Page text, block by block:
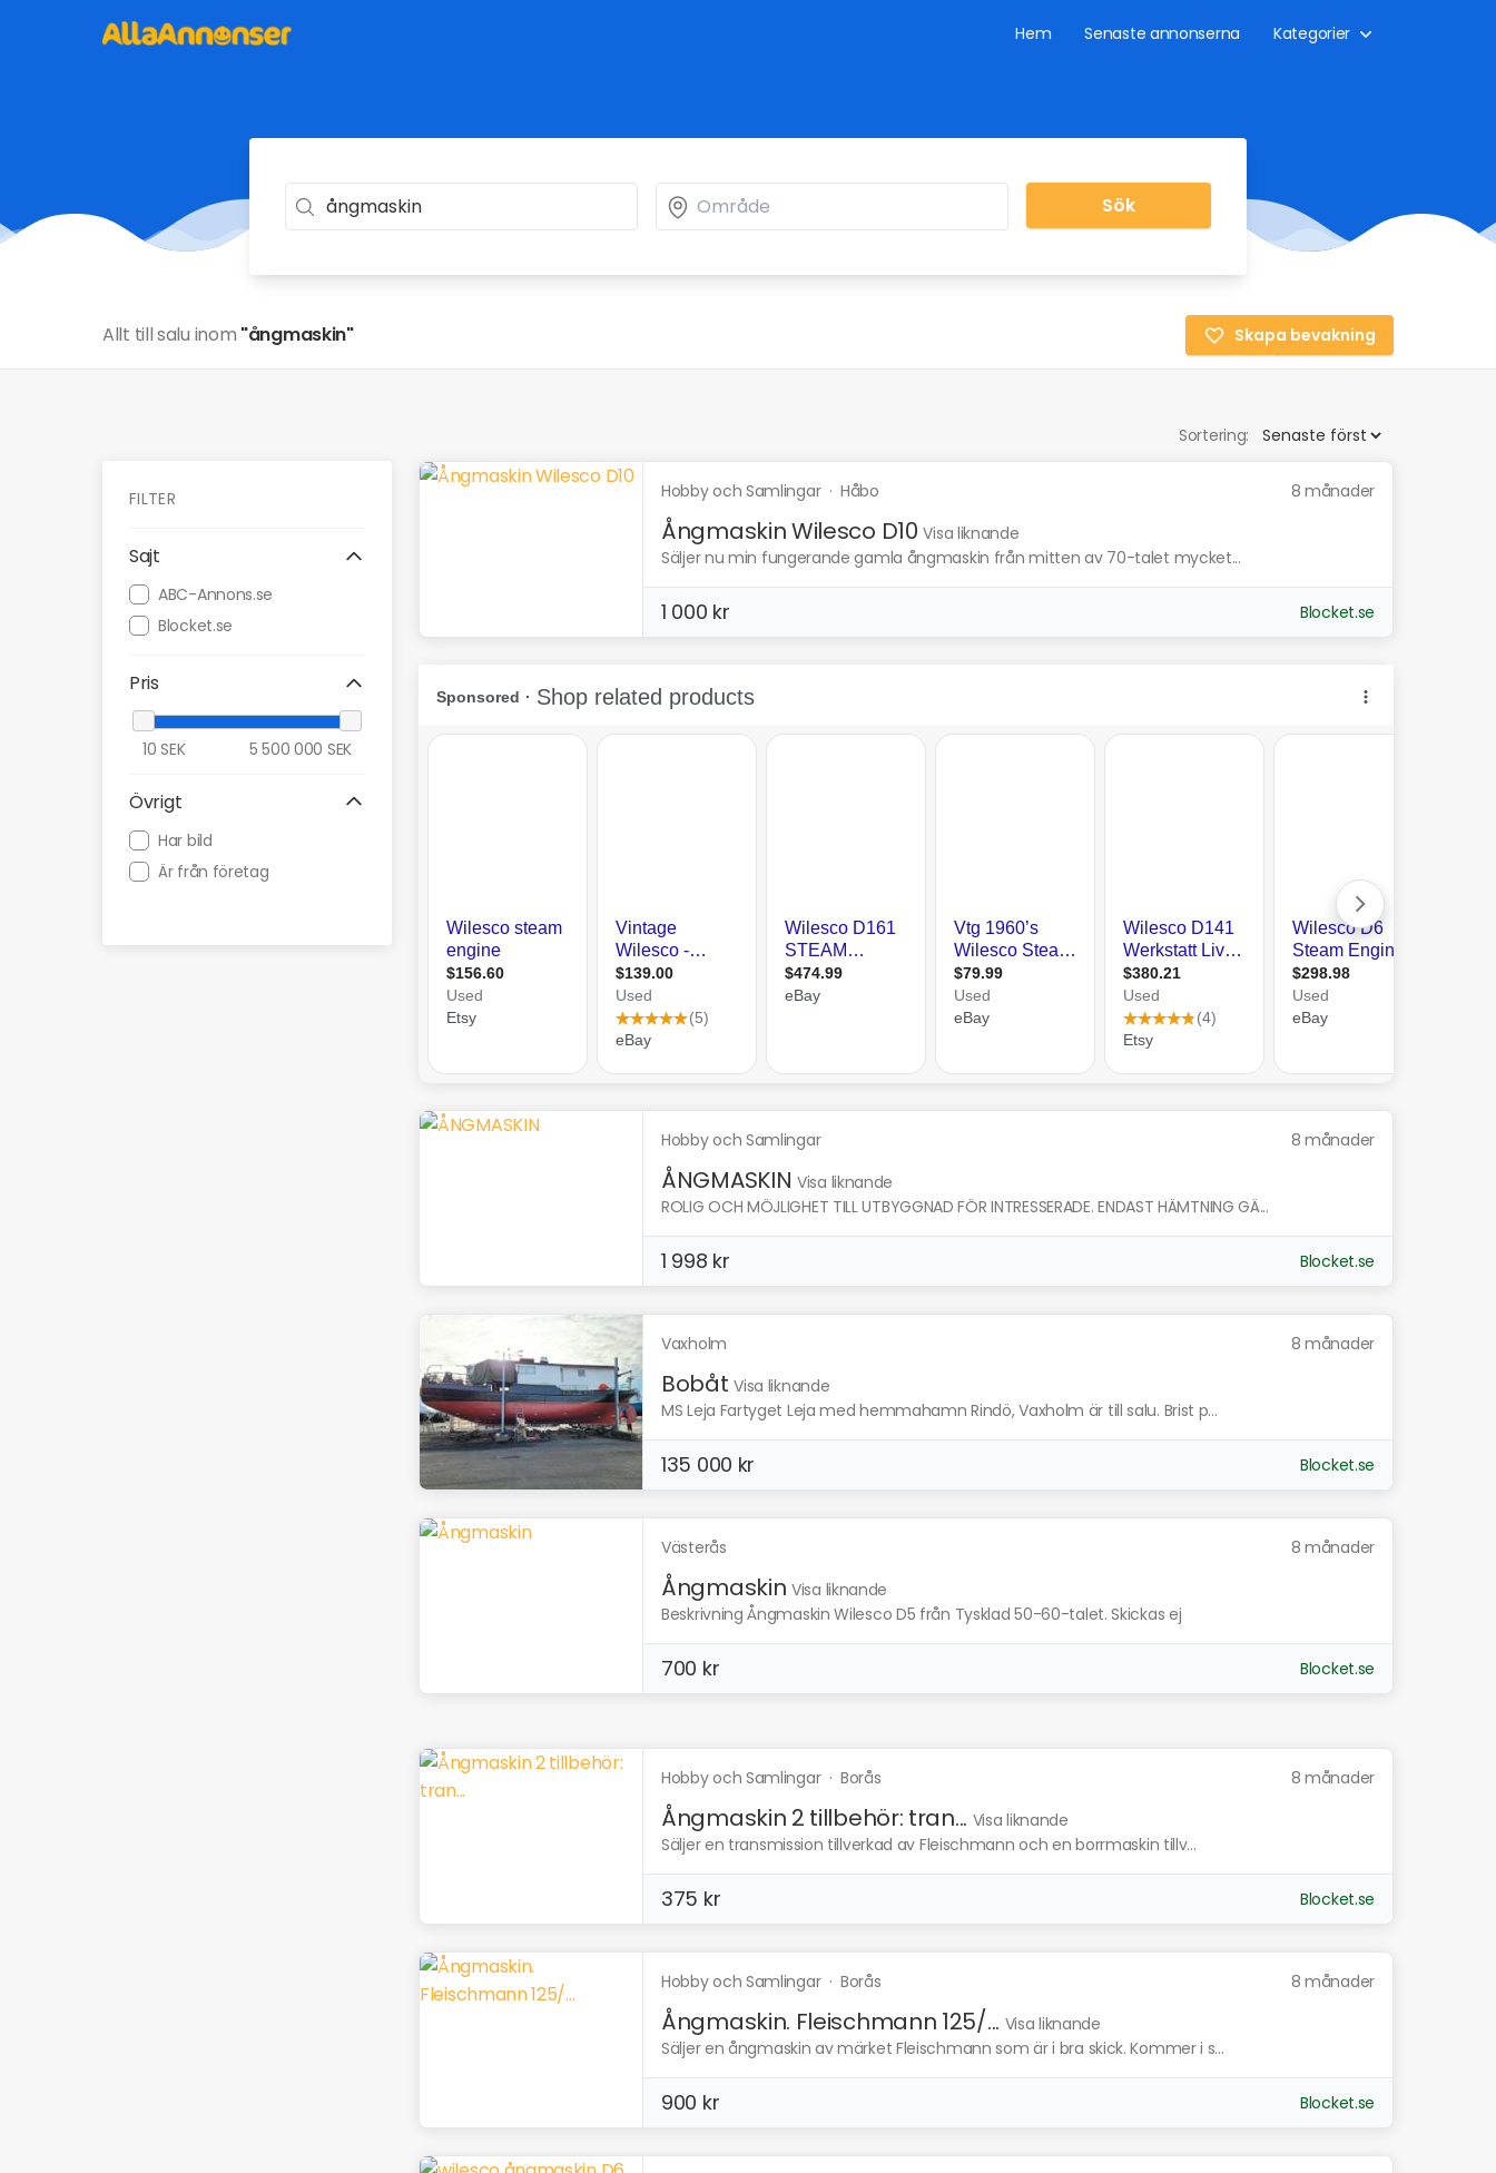
Hem Senaste annonserna Kategorier
Sök
Allt till salu inom "ångmaskin" Skapa bevakning
Sortering:
FILTER
Sajt
ABC-Annons.se
Blocket.se
Pris
10 SEK 5 500 000 SEK
Övrigt
Har bild
Är från företag
Hobby och Samlingar· Håbo 8 månader
Ångmaskin Wilesco D10 Visa liknande
Säljer nu min fungerande gamla ångmaskin från mitten av 70-talet mycket...
1 000 kr Blocket.se
Hobby och Samlingar 8 månader
ÅNGMASKIN Visa liknande
ROLIG OCH MÖJLIGHET TILL UTBYGGNAD FÖR INTRESSERADE. ENDAST HÄMTNING GÄ...
1 998 kr Blocket.se
Vaxholm 8 månader
Bobåt Visa liknande
MS Leja Fartyget Leja med hemmahamn Rindö, Vaxholm är till salu. Brist p...
135 000 kr Blocket.se
Västerås 8 månader
Ångmaskin Visa liknande
Beskrivning Ångmaskin Wilesco D5 från Tysklad 50-60-talet. Skickas ej
700 kr Blocket.se
Hobby och Samlingar· Borås 8 månader
Ångmaskin 2 tillbehör: tran... Visa liknande
Säljer en transmission tillverkad av Fleischmann och en borrmaskin tillv...
375 kr Blocket.se
Hobby och Samlingar· Borås 8 månader
Ångmaskin. Fleischmann 125/... Visa liknande
Säljer en ångmaskin av märket Fleischmann som är i bra skick. Kommer i s...
900 kr Blocket.se